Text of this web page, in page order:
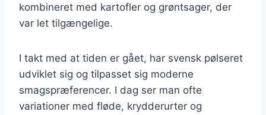
kombineret med kartofler og grøntsager, der
var let tilgængelige.
I takt med at tiden er gået, har svensk pølseret
udviklet sig og tilpasset sig moderne
smagspræferencer. I dag ser man ofte
variationer med fløde, krydderurter og